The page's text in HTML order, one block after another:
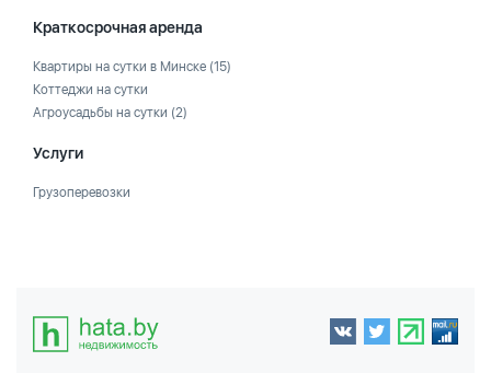
Краткосрочная аренда
Квартиры на сутки в Минске (15)
Коттеджи на сутки
Агроусадьбы на сутки (2)
Услуги
Грузоперевозки